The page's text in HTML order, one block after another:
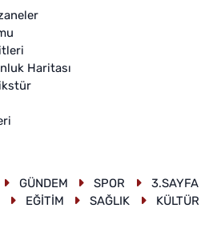
Haritası
GÜNDEM SPOR
3.SAYFA
EĞİTİM SAĞLIK KÜLTÜR